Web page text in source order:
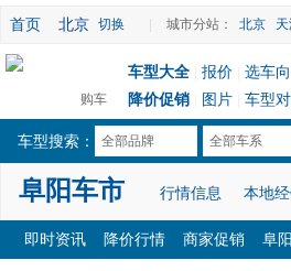
首页 北京 切换 城市分站： 北京
购车
车型大全 报价 选车
降价促销
图片 车型
车型搜索： 全部品牌 全部车系
阜阳车市 行情信息 本地
即时资讯 降价行情 商家促销 阜